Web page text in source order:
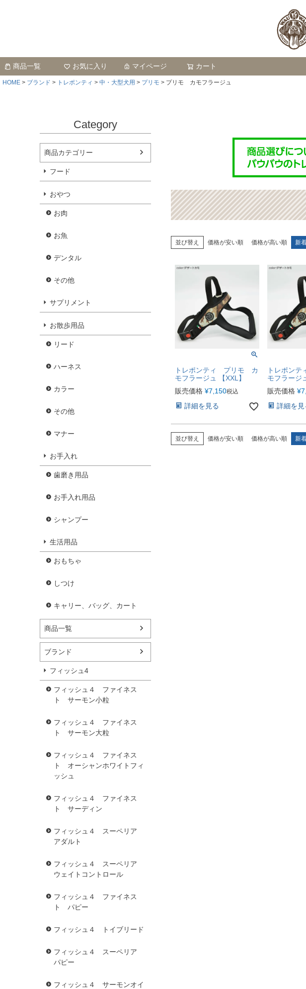
商品一覧 お気に入り マイページ カート
HOME ブランド トレポンティ 中・大型犬用 プリモ プリモ カモフラージュ
Category
商品カテゴリー
フード
おやつ
お肉
お魚
デンタル
その他
サプリメント
お散歩用品
リード
ハーネス
カラー
その他
マナー
お手入れ
歯磨き用品
お手入れ用品
シャンプー
生活用品
おもちゃ
しつけ
キャリー、バッグ、カート
商品一覧
ブランド
フィッシュ4
フィッシュ４ ファイネス
ト サーモン小粒
フィッシュ４ ファイネス
ト サーモン大粒
フィッシュ４ ファイネス
ト オーシャンホワイトフィ
ッシュ
フィッシュ４ ファイネス
ト サーディン
フィッシュ４ スーペリア
アダルト
フィッシュ４ スーペリア
ウェイトコントロール
フィッシュ４ ファイネス
ト パピー
フィッシュ４ トイブリード
フィッシュ４ スーペリア
パピー
フィッシュ４ サーモンオイ
並び替え 価格が安い順 価格が高い順 新
トレポンティ プリモ カ
モフラージュ 【XXL】
販売価格 ¥7,150税込
詳細を見る
トレポン
モフラージ
販売価格 ¥
詳細を見
並び替え 価格が安い順 価格が高い順 新